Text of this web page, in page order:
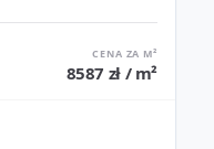
CENA ZA M²
8587 zł / m²